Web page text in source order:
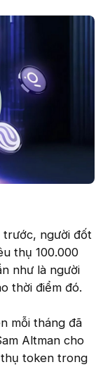
trước, người đốt
thụ 100.000
như là người
thời điểm đó.
mỗi tháng đã
Altman cho
token trong